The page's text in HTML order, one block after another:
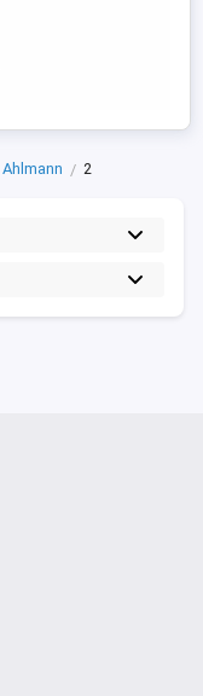
Ahlmann 2